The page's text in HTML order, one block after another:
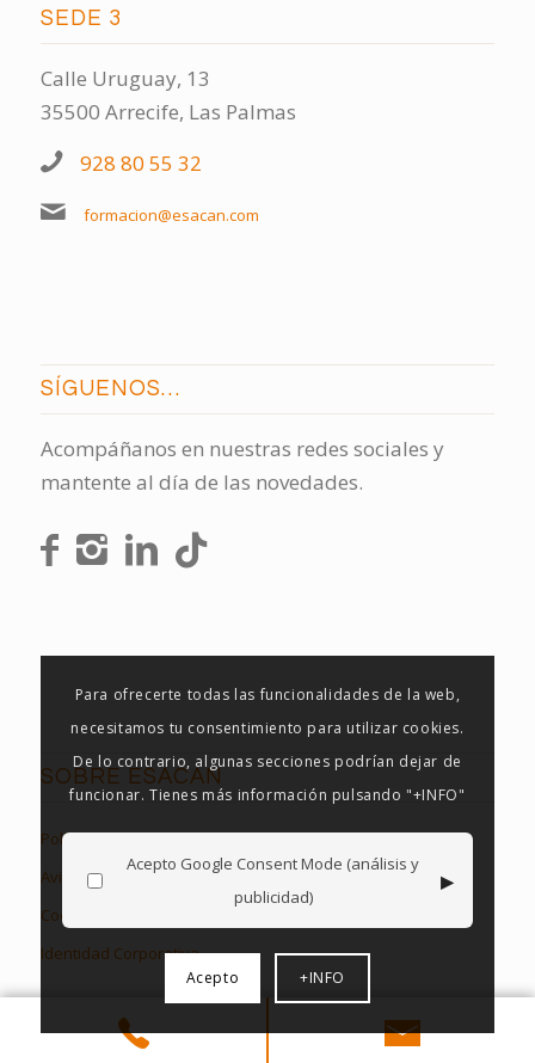
SEDE 3
Calle Uruguay, 13
35500 Arrecife, Las Palmas
928 80 55 32
formacion@esacan.com
SÍGUENOS…
Acompáñanos en nuestras redes sociales y
mantente al día de las novedades.
SOBRE ESACAN
Política de Privacidad
Aviso Legal
Cookies en Esacan
Identidad Corporativa
Para ofrecerte todas las funcionalidades de la web,
necesitamos tu consentimiento para utilizar cookies.
De lo contrario, algunas secciones podrían dejar de
funcionar. Tienes más información pulsando "+INFO"
Acepto Google Consent Mode (análisis y
publicidad)
▸
Acepto +INFO